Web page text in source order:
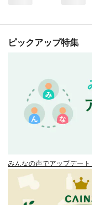
ピックアップ特集
みんなの声でアップデート